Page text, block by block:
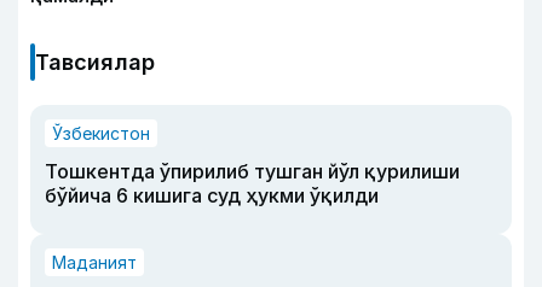
Тавсиялар
Ўзбекистон
Тошкентда ўпирилиб тушган йўл қурилиши
бўйича 6 кишига суд ҳукми ўқилди
Маданият